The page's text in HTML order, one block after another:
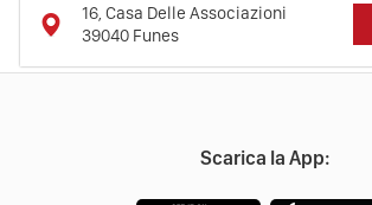
16, Casa Delle Associazioni
39040 Funes
Scarica la App: